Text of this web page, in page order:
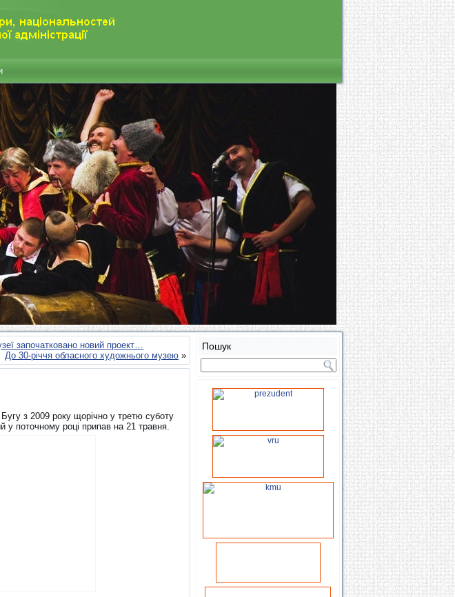
започатковано новий проект…
До 30-річчя обласного художнього музею »
з 2009 року щорічно у третю суботу
у поточному році припав на 21 травня.
Пошук